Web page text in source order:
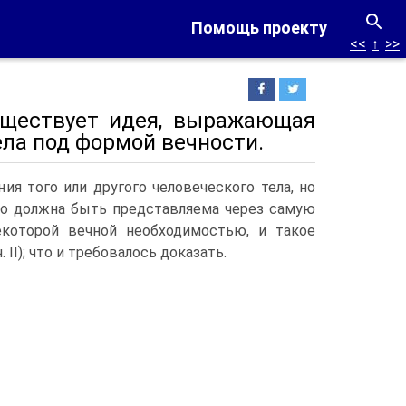
Помощь проекту
<< ↑ >>
идея, выражающая
под формой вечности.
того или другого человеческого тела, но
должна быть представляема через самую
вечной необходимостью, и такое
что и требовалось доказать.